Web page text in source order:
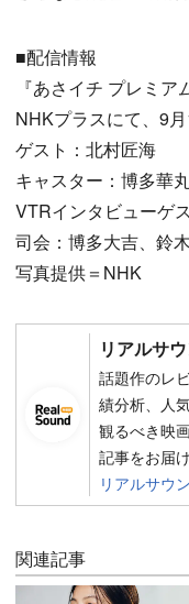
■配信情報
『あさイチ プレミア
NHKプラスにて、9
ゲスト：北村匠海
キャスター：博多華
VTRインタビューゲ
司会：博多大吉、鈴
写真提供＝NHK
リアルサ
話題作のレ
績分析、人
観るべき映
記事をお届
リアルサウ
関連記事